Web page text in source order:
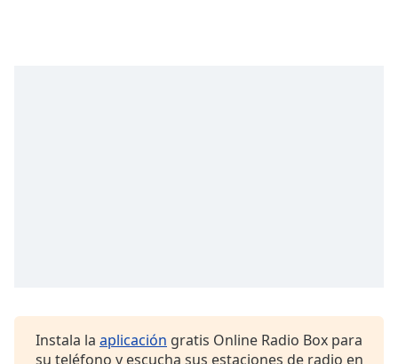
Instala la aplicación gratis Online Radio Box para
su teléfono y escucha sus estaciones de radio en